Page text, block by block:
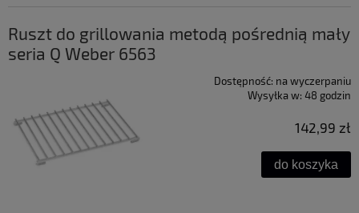
Ruszt do grillowania metodą pośrednią mały
seria Q Weber 6563
Dostępność: na wyczerpaniu
Wysyłka w: 48 godzin
142,99 zł
do koszyka